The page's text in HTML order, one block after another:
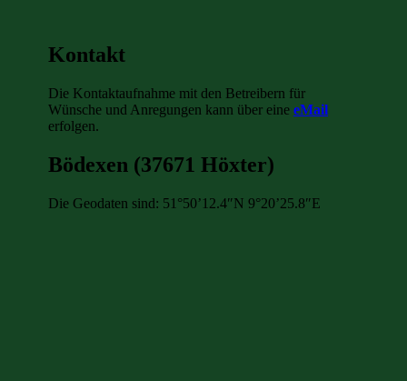
Kontakt
Die Kontaktaufnahme mit den Betreibern für
Wünsche und Anregungen kann über eine eMail
erfolgen.
Bödexen (37671 Höxter)
Die Geodaten sind: 51°50’12.4″N 9°20’25.8″E